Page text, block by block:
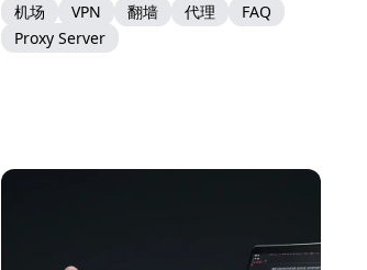
机场
VPN 翻墙 代理
FAQ
Proxy Server